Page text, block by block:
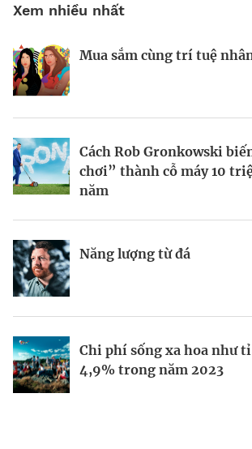
Xem nhiều nhất
Mua sắm cùng trí tuệ
Cách Rob Gronkowski
chơi” thành cỗ máy 10
năm
Năng lượng từ đá
Chi phí sống xa hoa như
4,9% trong năm 2023
Nhà sáng lập 25 tuổi và
Thợ săn khoản vay
Nếu biết tận dụng, AI sẽ
công ty tốt hơn
Định vị doanh nghiệp Việt
kinh tế toàn cầu
Kiểm soát bất ổn và bảo vệ
BRANDCONNECT | Brand Contributor
Champagne hàng đầu cho
mùa lễ hội
Kết nối liên vùng: Đòn bẩy
Mukesh Ambani sắp
điều hành Reliance